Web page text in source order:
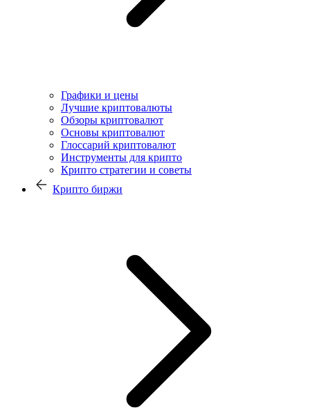
Графики и цены
Лучшие криптовалюты
Обзоры криптовалют
Основы криптовалют
Глоссарий криптовалют
Инструменты для крипто
Крипто стратегии и советы
Крипто биржи